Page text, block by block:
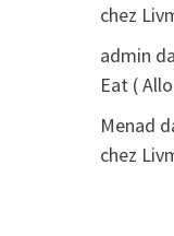
chez
admin
Eat (
Menad
chez